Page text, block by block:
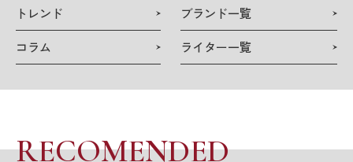
トレンド
コラム
ブランド一覧
ライター一覧
RECOMENDED